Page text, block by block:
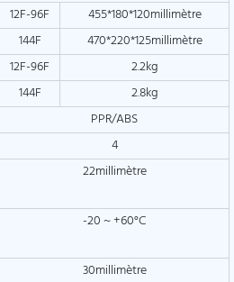
12F-96F
455*180*120millimètre
144F
470*220*125millimètre
12F-96F
2.2kg
144F
2.8kg
PPR/ABS
4
22millimètre
-20 ~ +60°C
30millimètre